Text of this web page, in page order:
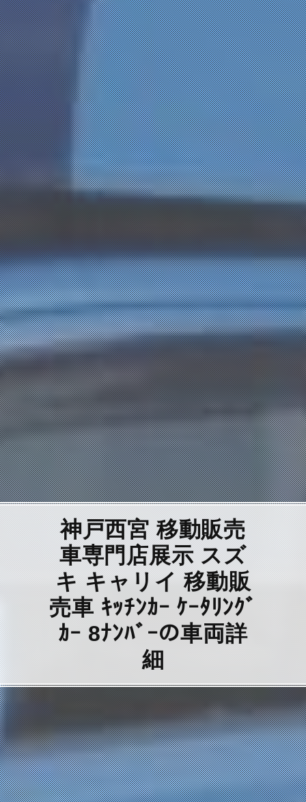
神戸西宮 移動販売
車専門店展示 スズ
キ キャリイ 移動販
売車 ｷｯﾁﾝｶｰ ｹｰﾀﾘﾝｸﾞ
ｶｰ 8ﾅﾝﾊﾞｰの車両詳
細